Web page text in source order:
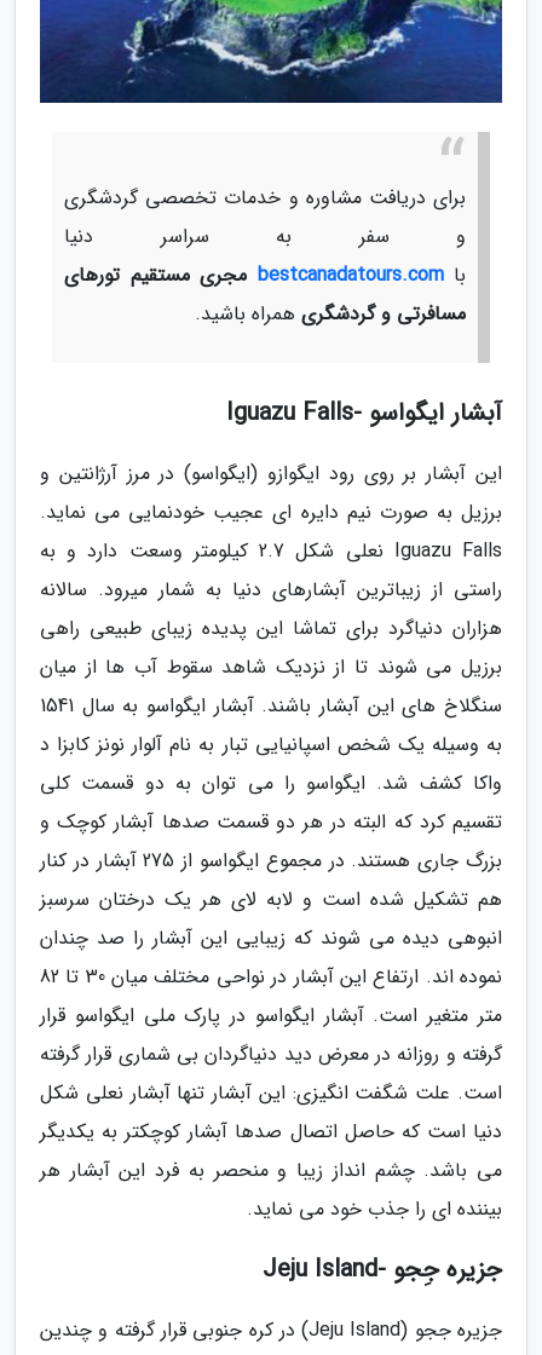
برای دریافت مشاوره و خدمات تخصصی گردشگری
و سفر به سراسر دنیا
باbestcanadatours.com مجری مستقیم تورهای
مسافرتی و گردشگری همراه باشید.
آبشار ایگواسو -Iguazu Falls
این آبشار بر روی رود ایگوازو (ایگواسو) در مرز آرژانتین و
برزیل به صورت نیم دایره ای عجیب خودنمایی می نماید.
Iguazu Falls نعلی شکل 2.7 کیلومتر وسعت دارد و به
راستی از زیباترین آبشارهای دنیا به شمار میرود. سالانه
هزاران دنیاگرد برای تماشا این پدیده زیبای طبیعی راهی
برزیل می شوند تا از نزدیک شاهد سقوط آب ها از میان
سنگلاخ های این آبشار باشند. آبشار ایگواسو به سال 1541
به وسیله یک شخص اسپانیایی تبار به نام آلوار نونز کابزا د
واکا کشف شد. ایگواسو را می توان به دو قسمت کلی
تقسیم کرد که البته در هر دو قسمت صدها آبشار کوچک و
بزرگ جاری هستند. در مجموع ایگواسو از 275 آبشار در کنار
هم تشکیل شده است و لابه لای هر یک درختان سرسبز
انبوهی دیده می شوند که زیبایی این آبشار را صد چندان
نموده اند. ارتفاع این آبشار در نواحی مختلف میان 30 تا 82
متر متغیر است. آبشار ایگواسو در پارک ملی ایگواسو قرار
گرفته و روزانه در معرض دید دنیاگردان بی شماری قرار گرفته
است. علت شگفت انگیزی: این آبشار تنها آبشار نعلی شکل
دنیا است که حاصل اتصال صدها آبشار کوچکتر به یکدیگر
می باشد. چشم انداز زیبا و منحصر به فرد این آبشار هر
بیننده ای را جذب خود می نماید.
جزیره جِجو -Jeju Island
جزیره ججو (Jeju Island) در کره جنوبی قرار گرفته و چندین